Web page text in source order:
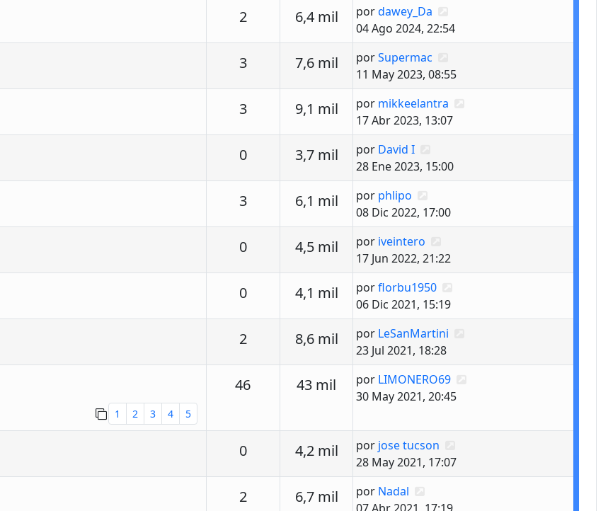
2Respuestas
6,4 milVistasÚltimo mensaje
pordawey_Da
04 Ago 2024, 22:54
3Respuestas
7,6 milVistasÚltimo mensaje
porSupermac
11 May 2023, 08:55
3Respuestas
9,1 milVistasÚltimo mensaje
por mikkeelantra
17 Abr 2023, 13:07
0Respuestas
3,7 milVistasÚltimo mensaje
por David I
28 Ene 2023, 15:00
3Respuestas
6,1 milVistasÚltimo mensaje
por phlipo
08 Dic 2022, 17:00
0Respuestas
4,5 milVistasÚltimo mensaje
por iveintero
17 Jun 2022, 21:22
0Respuestas
4,1 milVistasÚltimo mensaje
porflorbu1950
06 Dic 2021, 15:19
2Respuestas
8,6 milVistasÚltimo mensaje
por LeSanMartini
23 Jul 2021, 18:28
1
2 3 4 5
46Respuestas
43 mil Vistas
Último mensaje
por LIMONERO69
30 May 2021, 20:45
0Respuestas
4,2 milVistasÚltimo mensaje
por jose tucson
28 May 2021, 17:07
2Respuestas
6,7 milVistasÚltimo mensaje
por Nadal